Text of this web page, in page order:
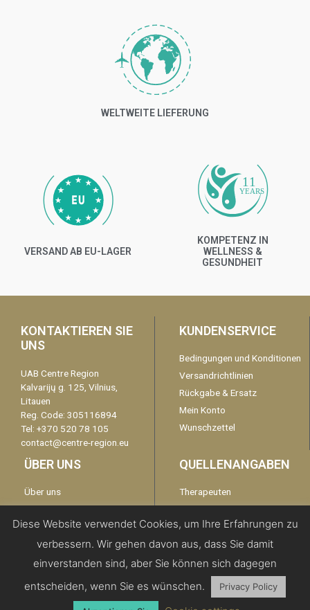
WELTWEITE LIEFERUNG
VERSAND AB EU-LAGER
11
YEARS
KOMPETENZ IN
WELLNESS &
GESUNDHEIT
KONTAKTIEREN SIE
UNS
UAB Centre Region
Kalvarijų g. 125, Vilnius,
Litauen
Reg. Code: 305116894
Tel: +370 520 78 105
contact@centre-region.eu
KUNDENSERVICE
Bedingungen und Konditionen
Versandrichtlinien
Rückgabe & Ersatz
Mein Konto
Wunschzettel
ÜBER UNS
Über uns
Garantie
Disclaimer
Datenschutzerklärung
QUELLENANGABEN
Therapeuten
kontaktieren Sie uns
Copyright 2019 | All Rights Reserved -Centre Region EU
Diese Website verwendet Cookies, um Ihre Erfahrungen zu
verbessern. Wir gehen davon aus, dass Sie damit
einverstanden sind, aber Sie können sich dagegen
entscheiden, wenn Sie es wünschen.
Privacy Policy